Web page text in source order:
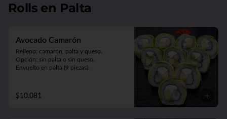
teriyaki).
Rolls en Palta
Avocado Camarón
Relleno: camarón, palta y queso.
Opción: sin palta o sin queso.
Envuelto en palta (9 piezas).
$10.081